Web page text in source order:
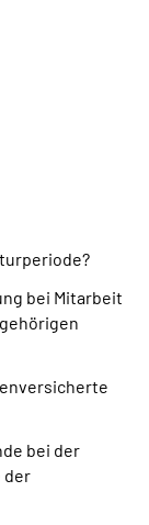
bei Mitarbeit
bei der
der